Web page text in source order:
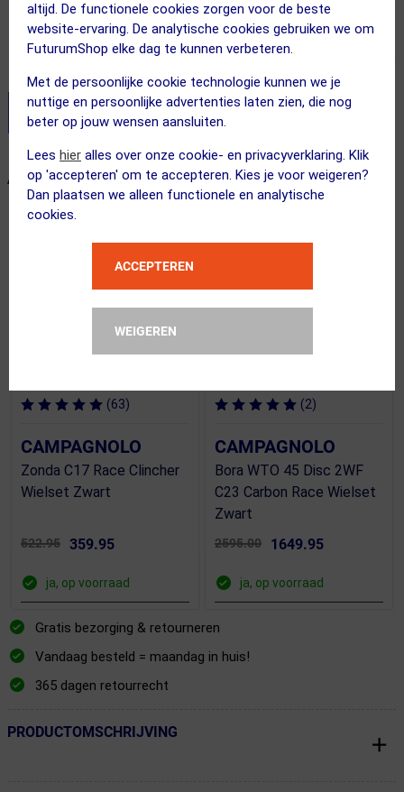
altijd. De functionele cookies zorgen voor de beste
website-ervaring. De analytische cookies gebruiken we om
FuturumShop elke dag te kunnen verbeteren.
Met de persoonlijke cookie technologie kunnen we je
nuttige en persoonlijke advertenties laten zien, die nog
beter op jouw wensen aansluiten.
Lees hier alles over onze cookie- en privacyverklaring. Klik
op 'accepteren' om te accepteren. Kies je voor weigeren?
Dan plaatsen we alleen functionele en analytische
cookies.
ACCEPTEREN
WEIGEREN
1586.00
Adviesprijs
1268.95
Stel je productvragen aan onze AI assistent
ALTERNATIEVE PRODUCTEN
(63)
CAMPAGNOLO
Zonda C17 Race Clincher
Wielset Zwart
522.95 359.95
ja, op voorraad
(2)
CAMPAGNOLO
Bora WTO 45 Disc 2WF
C23 Carbon Race Wielset
Zwart
2595.00 1649.95
ja, op voorraad
Gratis bezorging & retourneren
Vandaag besteld = maandag in huis!
365 dagen retourrecht
← Terug naar productnavigatie
PRODUCTOMSCHRIJVING